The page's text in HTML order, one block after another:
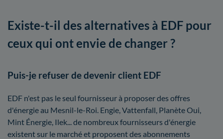
Existe-t-il des alternatives à EDF pour
ceux qui ont envie de changer ?
Puis-je refuser de devenir client EDF
EDF n'est pas le seul fournisseur à proposer des offres
d'énergie au Mesnil-le-Roi. Engie, Vattenfall, Planète Oui,
Mint Énergie, Ilek... de nombreux fournisseurs d'énergie
existent sur le marché et proposent des abonnements